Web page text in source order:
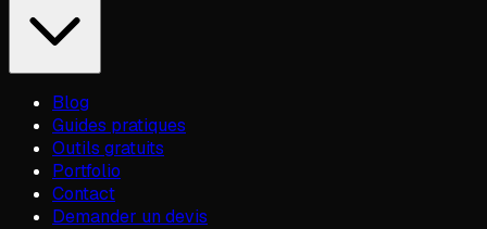
Blog
Guides pratiques
Outils gratuits
Portfolio
Contact
Demander un devis